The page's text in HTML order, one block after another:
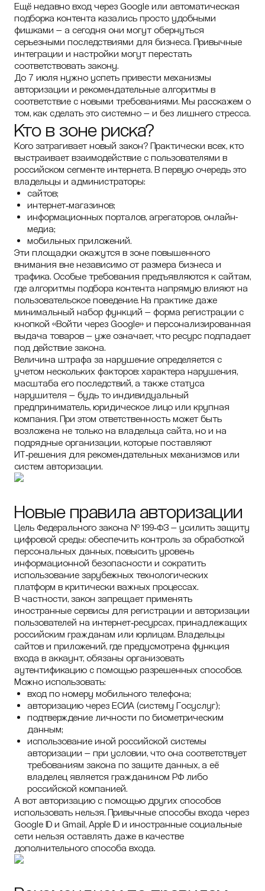
Ещё недавно вход через Google или автоматическая
подборка контента казались просто удобными
фишками — а сегодня они могут обернуться
серьезными последствиями для бизнеса. Привычные
интеграции и настройки могут перестать
соответствовать закону.
До 7 июля нужно успеть привести механизмы
авторизации и рекомендательные алгоритмы в
соответствие с новыми требованиями. Мы расскажем о
том, как сделать это системно — и без лишнего стресса.
Кто в зоне риска?
Кого затрагивает новый закон? Практически всех, кто
выстраивает взаимодействие с пользователями в
российском сегменте интернета. В первую очередь это
владельцы и администраторы:
сайтов;
интернет‑магазинов;
информационных порталов, агрегаторов, онлайн-
медиа;
мобильных приложений.
Эти площадки окажутся в зоне повышенного
внимания вне независимо от размера бизнеса и
трафика. Особые требования предъявляются к сайтам,
где алгоритмы подбора контента напрямую влияют на
пользовательское поведение. На практике даже
минимальный набор функций — форма регистрации с
кнопкой «Войти через Google» и персонализированная
выдача товаров — уже означает, что ресурс подпадает
под действие закона.
Величина штрафа за нарушение определяется с
учетом нескольких факторов: характера нарушения,
масштаба его последствий, а также статуса
нарушителя — будь то индивидуальный
предприниматель, юридическое лицо или крупная
компания. При этом ответственность может быть
возложена не только на владельца сайта, но и на
подрядные организации, которые поставляют
ИТ‑решения для рекомендательных механизмов или
систем авторизации.
Новые правила авторизации
Цель Федерального закона № 199‑ФЗ — усилить защиту
цифровой среды: обеспечить контроль за обработкой
персональных данных, повысить уровень
информационной безопасности и сократить
использование зарубежных технологических
платформ в критически важных процессах.
В частности, закон запрещает применять
иностранные сервисы для регистрации и авторизации
пользователей на интернет‑ресурсах, принадлежащих
российским гражданам или юрлицам. Владельцы
сайтов и приложений, где предусмотрена функция
входа в аккаунт, обязаны организовать
аутентификацию с помощью разрешенных способов.
Можно использовать:
вход по номеру мобильного телефона;
авторизацию через ЕСИА (систему Госуслуг);
подтверждение личности по биометрическим
данным;
использование иной российской системы
авторизации — при условии, что она соответствует
требованиям закона по защите данных, а её
владелец является гражданином РФ либо
российской компанией.
А вот авторизацию с помощью других способов
использовать нельзя. Привычные способы входа через
Google ID и Gmail, Apple ID и иностранные социальные
сети нельзя оставлять даже в качестве
дополнительного способа входа.